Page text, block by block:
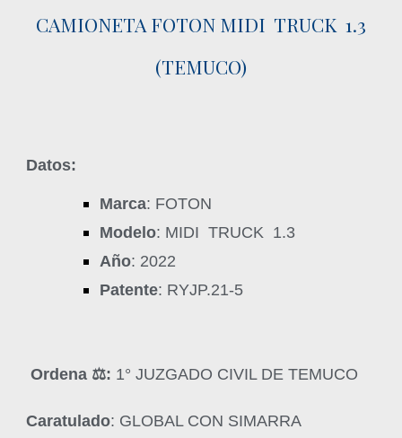
CAMIONETA FOTON MIDI TRUCK 1.3
(TEMUCO)
Datos:
Marca: FOTON
Modelo: MIDI TRUCK 1.3
Año: 2022
Patente: RYJP.21-5
Ordena ‍⚖️: 1° JUZGADO CIVIL DE TEMUCO
Caratulado: GLOBAL CON SIMARRA